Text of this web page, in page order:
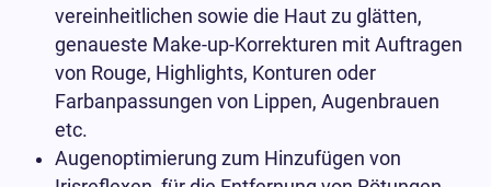
vereinheitlichen sowie die Haut zu glätten,
genaueste Make-up-Korrekturen mit Auftragen
von Rouge, Highlights, Konturen oder
Farbanpassungen von Lippen, Augenbrauen
etc.
Augenoptimierung zum Hinzufügen von